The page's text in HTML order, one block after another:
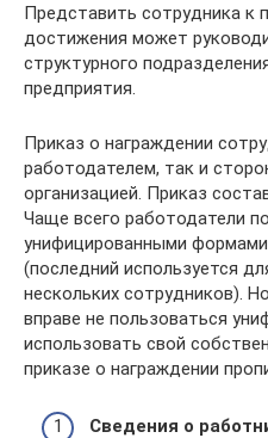
Представить сотрудника
достижения может
структурного
предприятия.
Приказ о награждении
работодателем, так и
организацией. Приказ
Чаще всего работодатели
унифицированными формами
(последний используется
нескольких сотрудников).
вправе не пользоваться
использовать свой
приказе о награждении
Сведения о